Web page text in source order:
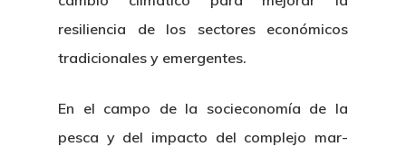
resiliencia de los sectores económicos
tradicionales y emergentes.
En el campo de la socieconomía de la
pesca y del impacto del complejo mar-